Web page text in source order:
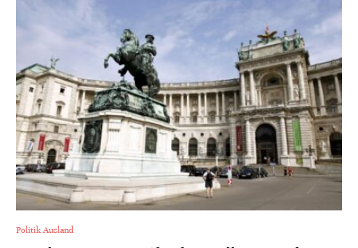
Politik Ausland